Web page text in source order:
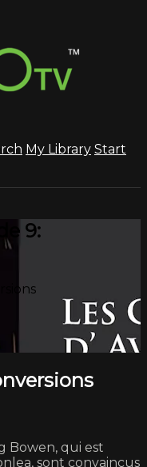
My Library Start
9:
Bowen, qui est
sont convaincus